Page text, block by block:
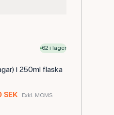
62 i lager
i 250ml flaska
SEK Exkl. MOMS